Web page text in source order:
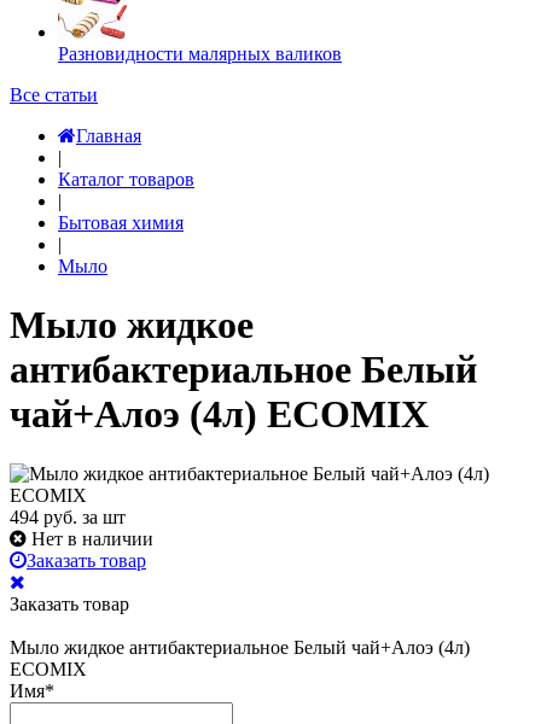
Разновидности малярных валиков
Все статьи
Главная
|
Каталог товаров
|
Бытовая химия
|
Мыло
Мыло жидкое
антибактериальное Белый
чай+Алоэ (4л) ECOMIX
494 руб. за шт
Нет в наличии
Заказать товар
Заказать товар
Мыло жидкое антибактериальное Белый чай+Алоэ (4л)
ECOMIX
Имя*